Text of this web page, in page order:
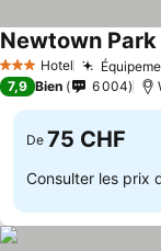
3 ÉtoilesHotel
Newtown
7,9 Bien 6 004
De 75 CHF
Consulter les prix